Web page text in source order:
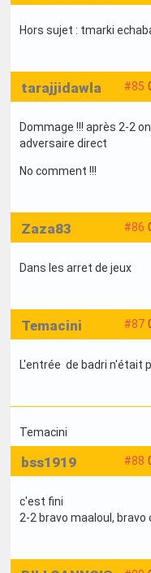
Hors sujet : tmarki
#85
tarajjidawla
Dommage !!! après 2-2
adversaire direct
No comment !!!
#86
Zaza83
Dans les arret de jeux
#87
Temacini
L'entrée de badri n'était
Temacini
#88
bss1919
c'est fini
2-2 bravo maaloul, bravo